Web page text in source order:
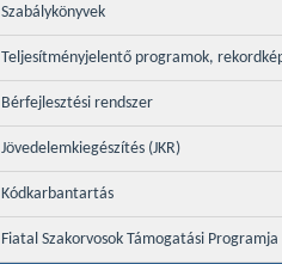
Szabálykönyvek
Teljesítményjelentő programok,
Bérfejlesztési rendszer
Jövedelemkiegészítés (JKR)
Kódkarbantartás
Fiatal Szakorvosok Támogatási Programja